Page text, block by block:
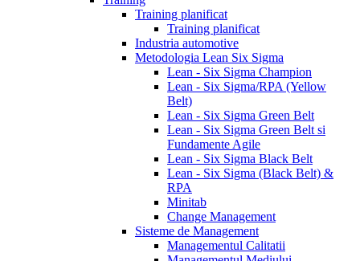
Training planificat
Training planificat
Industria automotive
Metodologia Lean Six Sigma
Lean - Six Sigma Champion
Lean - Six Sigma/RPA (Yellow
Belt)
Lean - Six Sigma Green Belt
Lean - Six Sigma Green Belt si
Fundamente Agile
Lean - Six Sigma Black Belt
Lean - Six Sigma (Black Belt) &
RPA
Minitab
Change Management
Sisteme de Management
Managementul Calitatii